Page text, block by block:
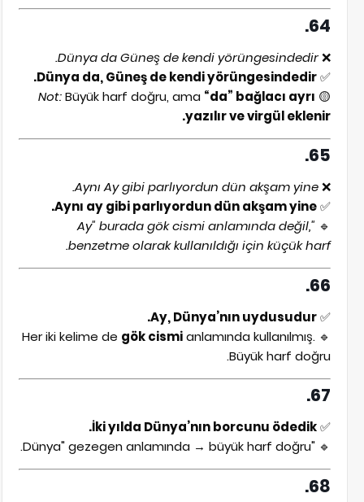
64.
❌
Dünya da Güneş de kendi yörüngesindedir.
✅
Dünya da, Güneş de kendi yörüngesindedir.
🟡
Not:Büyük harf doğru, ama “da” bağlacı ayrı
yazılır ve virgül eklenir.
65.
❌
Aynı Ay gibi parlıyordun dün akşam yine.
✅
Aynı ay gibi parlıyordun dün akşam yine.
🔹
"Ay" burada gök cismi anlamında değil,
benzetme olarak kullanıldığı için küçük harf.
66.
✅
Ay, Dünya’nın uydusudur.
🔹 Her iki kelime de
gök cismianlamında kullanılmış.
Büyük harf doğru.
67.
✅
İki yılda Dünya’nın borcunu ödedik.
🔹 "Dünya" gezegen anlamında → büyük harf doğru.
68.